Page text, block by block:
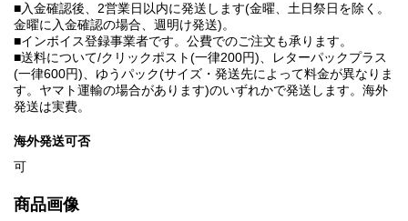
■入金確認後、2営業日以内に発送します(金曜、土日祭日を除く。
金曜に入金確認の場合、週明け発送)。
■インボイス登録事業者です。公費でのご注文も承ります。
■送料について/クリックポスト(一律200円)、レターパックプラス
(一律600円)、ゆうパック(サイズ・発送先によって料金が異なりま
す。ヤマト運輸の場合があります)のいずれかで発送します。海外
発送は実費。
海外発送可否
可
商品画像